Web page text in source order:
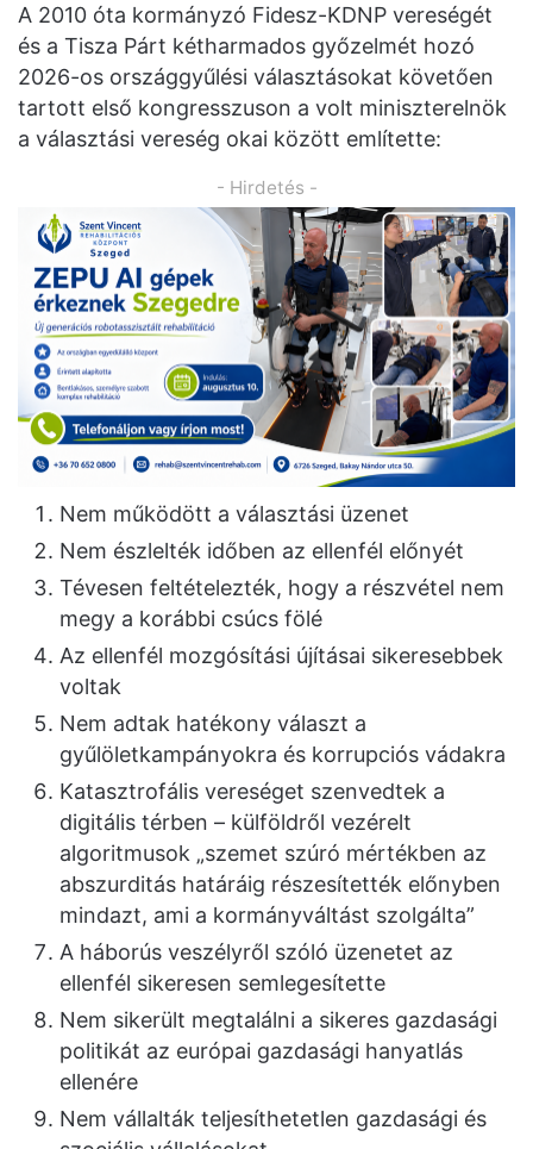
A 2010 óta kormányzó Fidesz-KDNP vereségét
és a Tisza Párt kétharmados győzelmét hozó
2026-os országgyűlési választásokat követően
tartott első kongresszuson a volt miniszterelnök
a választási vereség okai között említette:
- Hirdetés -
Nem működött a választási üzenet
Nem észlelték időben az ellenfél előnyét
Tévesen feltételezték, hogy a részvétel nem
megy a korábbi csúcs fölé
Az ellenfél mozgósítási újításai sikeresebbek
voltak
Nem adtak hatékony választ a
gyűlöletkampányokra és korrupciós vádakra
Katasztrofális vereséget szenvedtek a
digitális térben – külföldről vezérelt
algoritmusok „szemet szúró mértékben az
abszurditás határáig részesítették előnyben
mindazt, ami a kormányváltást szolgálta”
A háborús veszélyről szóló üzenetet az
ellenfél sikeresen semlegesítette
Nem sikerült megtalálni a sikeres gazdasági
politikát az európai gazdasági hanyatlás
ellenére
Nem vállalták teljesíthetetlen gazdasági és